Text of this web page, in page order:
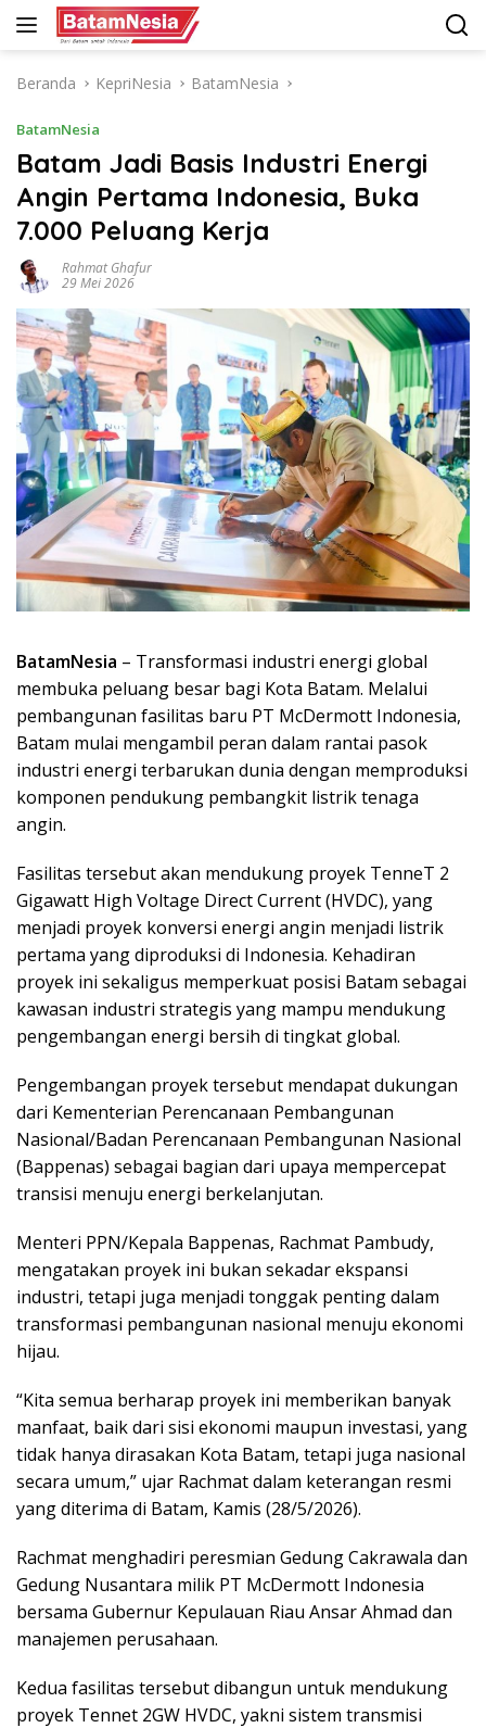
Langsung
Beranda
KepriNesia BatamNesia
BatamNesia
Batam Jadi Basis Industri Energi
Angin Pertama Indonesia, Buka
7.000 Peluang Kerja
Rahmat Ghafur
29 Mei 2026
BatamNesia – Transformasi industri energi global
membuka peluang besar bagi Kota Batam. Melalui
pembangunan fasilitas baru PT McDermott Indonesia,
Batam mulai mengambil peran dalam rantai pasok
industri energi terbarukan dunia dengan memproduksi
komponen pendukung pembangkit listrik tenaga
angin.
Fasilitas tersebut akan mendukung proyek TenneT 2
Gigawatt High Voltage Direct Current (HVDC), yang
menjadi proyek konversi energi angin menjadi listrik
pertama yang diproduksi di Indonesia. Kehadiran
proyek ini sekaligus memperkuat posisi Batam sebagai
kawasan industri strategis yang mampu mendukung
pengembangan energi bersih di tingkat global.
Pengembangan proyek tersebut mendapat dukungan
dari Kementerian Perencanaan Pembangunan
Nasional/Badan Perencanaan Pembangunan Nasional
(Bappenas) sebagai bagian dari upaya mempercepat
transisi menuju energi berkelanjutan.
Menteri PPN/Kepala Bappenas, Rachmat Pambudy,
mengatakan proyek ini bukan sekadar ekspansi
industri, tetapi juga menjadi tonggak penting dalam
transformasi pembangunan nasional menuju ekonomi
hijau.
“Kita semua berharap proyek ini memberikan banyak
manfaat, baik dari sisi ekonomi maupun investasi, yang
tidak hanya dirasakan Kota Batam, tetapi juga nasional
secara umum,” ujar Rachmat dalam keterangan resmi
yang diterima di Batam, Kamis (28/5/2026).
Rachmat menghadiri peresmian Gedung Cakrawala dan
Gedung Nusantara milik PT McDermott Indonesia
bersama Gubernur Kepulauan Riau Ansar Ahmad dan
manajemen perusahaan.
Kedua fasilitas tersebut dibangun untuk mendukung
proyek Tennet 2GW HVDC, yakni sistem transmisi